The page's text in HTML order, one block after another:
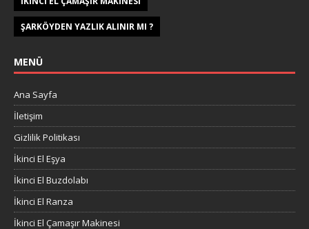
ADAPAZARI 1740 ADA ANTIKA EŞYA
IKINCI EL IŞ MAKINELERI
IKINCI EL LOKANTA MUTFAK MALZEMESI
IKINCI EL MASA SANDALYE
IKINCI EL RANZA IKINCI EL YATAK BAZA
IKINCI EL ÇAMAŞIR MAKINESI
ŞARKÖYDEN YAZLIK ALINIR MI ?